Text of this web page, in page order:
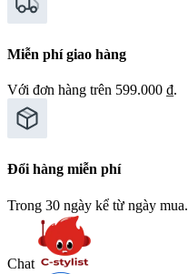
Miễn phí giao hàng
Với đơn hàng trên 599.000 ₫.
Đổi hàng miễn phí
Trong 30 ngày kể từ ngày mua.
Chat